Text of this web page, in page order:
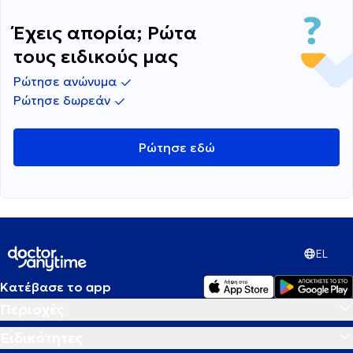
την ηλικία μου και αν ναι τότε τι φταίει για την
συχνοουρία;;;;
Έχεις απορία; Ρώτα
τους ειδικούς μας
Ρώτησε ανώνυμα
Ρώτησε δωρεάν
Ρώτησε εδώ
EL
Κατέβασε το app